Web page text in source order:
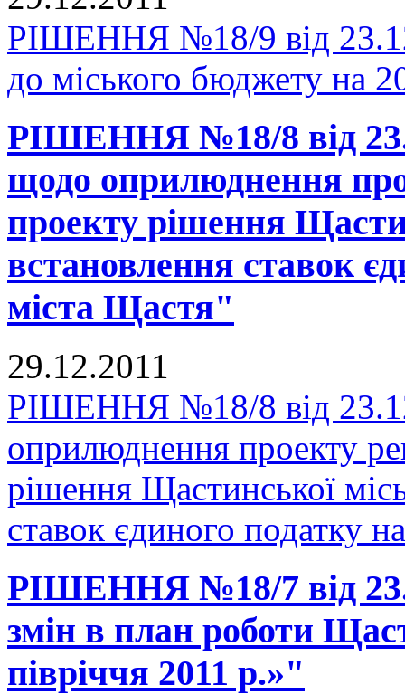
РІШЕННЯ №18/9 від
до міського бюджету на
РІШЕННЯ №18/8 від
щодо оприлюднення
проекту рішення
встановлення ставок
міста Щастя"
29.12.2011
РІШЕННЯ №18/8 від
оприлюднення проекту
рішення Щастинської
ставок єдиного податку
РІШЕННЯ №18/7 від
змін в план роботи
півріччя 2011 р.»"